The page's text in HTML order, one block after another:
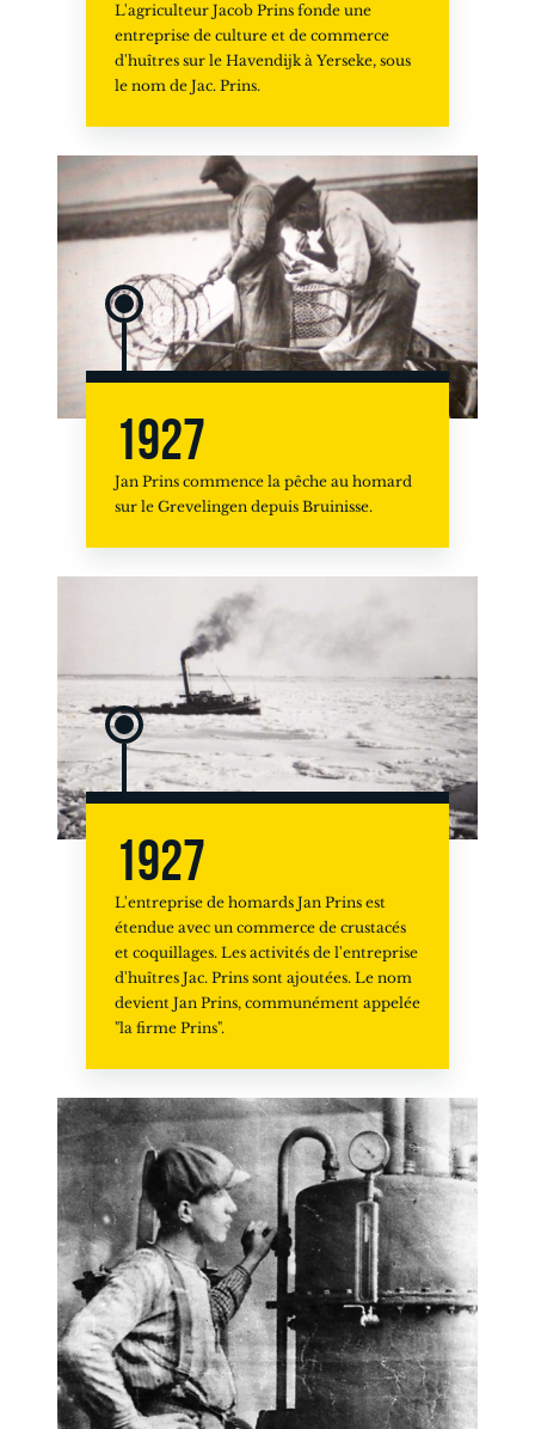
L'agriculteur Jacob Prins fonde une
entreprise de culture et de commerce
d'huîtres sur le Havendijk à Yerseke, sous
le nom de Jac. Prins.
1927
Jan Prins commence la pêche au homard
sur le Grevelingen depuis Bruinisse.
1927
L'entreprise de homards Jan Prins est
étendue avec un commerce de crustacés
et coquillages. Les activités de l'entreprise
d'huîtres Jac. Prins sont ajoutées. Le nom
devient Jan Prins, communément appelée
"la firme Prins".